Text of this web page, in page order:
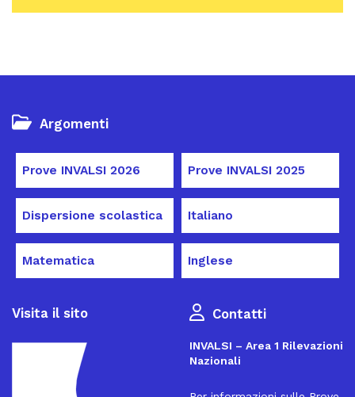
Argomenti
Prove INVALSI 2026 Prove INVALSI 2025
Dispersione scolastica Italiano
Matematica Inglese
Visita il sito Contatti
INVALSI – Area 1 Rilevazioni
Nazionali